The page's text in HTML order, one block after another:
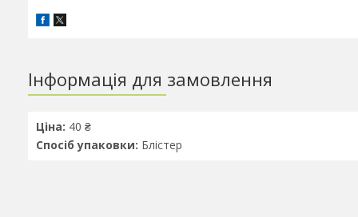
Інформація для замовлення
Ціна: 40 ₴
Спосіб упаковки: Блістер